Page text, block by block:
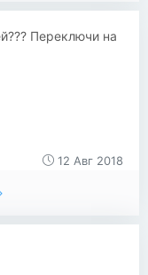
Переключи на
12 Авг 2018